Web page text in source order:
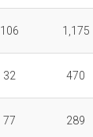
106 1,175
32 470
77 289